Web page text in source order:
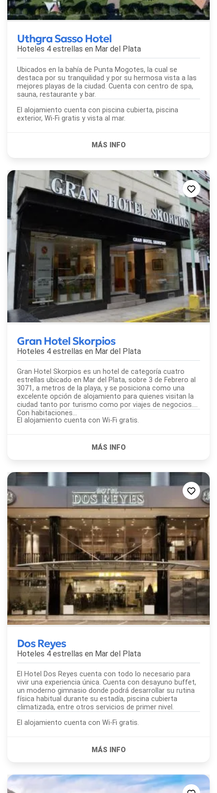
Uthgra Sasso Hotel
Hoteles 4 estrellas en Mar del Plata
Ubicados en la bahía de Punta Mogotes, la cual se
destaca por su tranquilidad y por su hermosa vista a las
mejores playas de la ciudad. Cuenta con centro de spa,
sauna, restaurante y bar.
El alojamiento cuenta con piscina cubierta, piscina
exterior, Wi-Fi gratis y vista al mar.
Gran Hotel Skorpios
Hoteles 4 estrellas en Mar del Plata
Gran Hotel Skorpios es un hotel de categoría cuatro
estrellas ubicado en Mar del Plata, sobre 3 de Febrero al
3071, a metros de la playa, y se posiciona como una
excelente opción de alojamiento para quienes visitan la
ciudad tanto por turismo como por viajes de negocios.
Con habitaciones...
El alojamiento cuenta con Wi-Fi gratis.
Dos Reyes
Hoteles 4 estrellas en Mar del Plata
El Hotel Dos Reyes cuenta con todo lo necesario para
vivir una experiencia única. Cuenta con desayuno buffet,
un moderno gimnasio donde podrá desarrollar su rutina
física habitual durante su estadía, piscina cubierta
climatizada, entre otros servicios de primer nivel.
El alojamiento cuenta con Wi-Fi gratis.